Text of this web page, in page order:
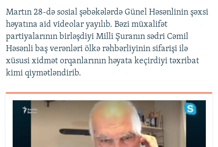
Martın 28-də sosial şəbəkələrdə Günel Həsənlinin şəxsi
həyatına aid videolar yayılıb. Bəzi müxalifət
partiyalarının birləşdiyi Milli Şuranın sədri Cəmil
Həsənli baş verənləri ölkə rəhbərliyinin sifarişi ilə
xüsusi xidmət orqanlarının həyata keçirdiyi təxribat
kimi qiymətləndirib.